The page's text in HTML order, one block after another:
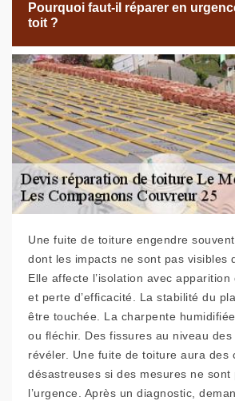
Pourquoi faut-il réparer en
toit ?
Une fuite de toiture engendre
dont les impacts ne sont pas visibles
Elle affecte l’isolation avec
et perte d’efficacité. La stabilité du
être touchée. La charpente
ou fléchir. Des fissures au niveau
révéler. Une fuite de toiture aura des
désastreuses si des mesures ne sont
l’urgence. Après un diagnostic,